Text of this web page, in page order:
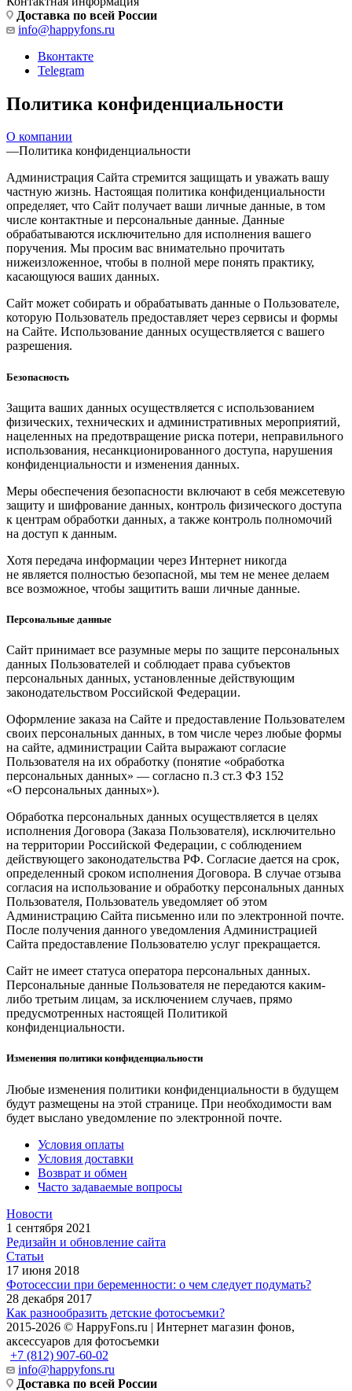
Доставка по всей России
info@happyfons.ru
Вконтакте
Telegram
Политика конфиденциальности
О компании
—Политика конфиденциальности
Администрация Сайта стремится защищать и уважать вашу
частную жизнь. Настоящая политика конфиденциальности
определяет, что Сайт получает ваши личные данные, в том
числе контактные и персональные данные. Данные
обрабатываются исключительно для исполнения вашего
поручения. Мы просим вас внимательно прочитать
нижеизложенное, чтобы в полной мере понять практику,
касающуюся ваших данных.
Сайт может собирать и обрабатывать данные о Пользователе,
которую Пользователь предоставляет через сервисы и формы
на Сайте. Использование данных осуществляется с вашего
разрешения.
Безопасность
Защита ваших данных осуществляется с использованием
физических, технических и административных мероприятий,
нацеленных на предотвращение риска потери, неправильного
использования, несанкционированного доступа, нарушения
конфиденциальности и изменения данных.
Меры обеспечения безопасности включают в себя межсетевую
защиту и шифрование данных, контроль физического доступа
к центрам обработки данных, а также контроль полномочий
на доступ к данным.
Хотя передача информации через Интернет никогда
не является полностью безопасной, мы тем не менее делаем
все возможное, чтобы защитить ваши личные данные.
Персональные данные
Сайт принимает все разумные меры по защите персональных
данных Пользователей и соблюдает права субъектов
персональных данных, установленные действующим
законодательством Российской Федерации.
Оформление заказа на Сайте и предоставление Пользователем
своих персональных данных, в том числе через любые формы
на сайте, администрации Сайта выражают согласие
Пользователя на их обработку (понятие «обработка
персональных данных» — согласно п.3 ст.3 ФЗ 152
«О персональных данных»).
Обработка персональных данных осуществляется в целях
исполнения Договора (Заказа Пользователя), исключительно
на территории Российской Федерации, с соблюдением
действующего законодательства РФ. Согласие дается на срок,
определенный сроком исполнения Договора. В случае отзыва
согласия на использование и обработку персональных данных
Пользователя, Пользователь уведомляет об этом
Администрацию Сайта письменно или по электронной почте.
После получения данного уведомления Администрацией
Сайта предоставление Пользователю услуг прекращается.
Сайт не имеет статуса оператора персональных данных.
Персональные данные Пользователя не передаются каким-
либо третьим лицам, за исключением случаев, прямо
предусмотренных настоящей Политикой
конфиденциальности.
Изменения политики конфиденциальности
Любые изменения политики конфиденциальности в будущем
будут размещены на этой странице. При необходимости вам
будет выслано уведомление по электронной почте.
Условия оплаты
Условия доставки
Возврат и обмен
Часто задаваемые вопросы
Новости
1 сентября 2021
Редизайн и обновление сайта
Статьи
17 июня 2018
Фотосессии при беременности: о чем следует подумать?
28 декабря 2017
Как разнообразить детские фотосъемки?
2015-2026 © HappyFons.ru | Интернет магазин фонов,
аксессуаров для фотосъемки
+7 (812) 907-60-02
info@happyfons.ru
Доставка по всей России